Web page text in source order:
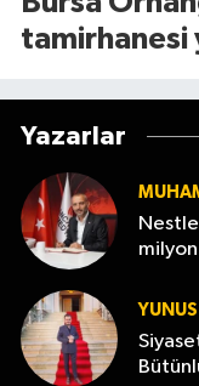
tamirhanesi
Yazarlar